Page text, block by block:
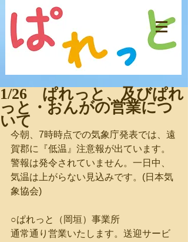
1/26 ぱれっと、及びぱれ
っと・おんがの営業につ
いて
今朝、7時時点での気象庁発表では、遠
賀郡に『低温』注意報が出ています。
警報は発令されていません。一日中、
気温は上がらない見込みです。(日本気
象協会)
○ぱれっと（岡垣）事業所
通常通り営業いたします。送迎サービ